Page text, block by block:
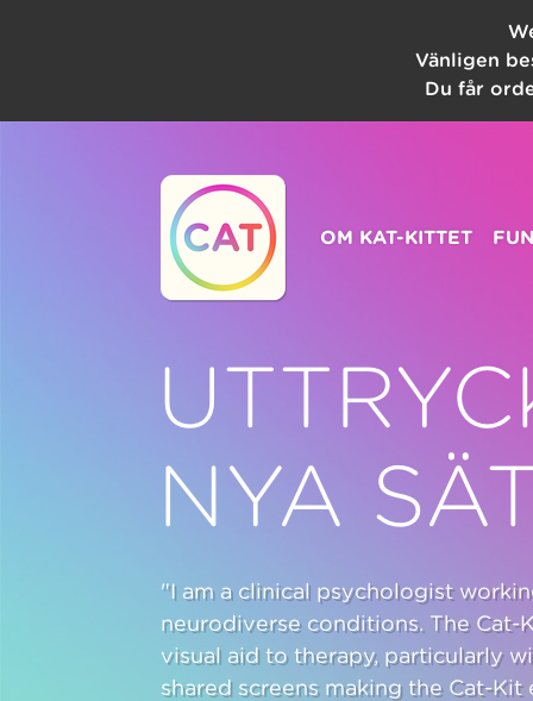
Vänligen
Du får
OM KAT-KITTET
NYA
"I am a clinical psychologist
neurodiverse conditions. The
visual aid to therapy, particularly
shared screens making the Cat-